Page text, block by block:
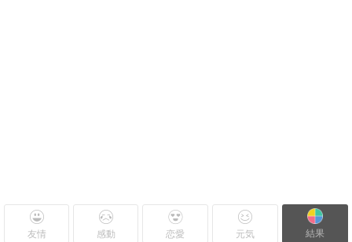
友情 感動 恋愛 元気 結果